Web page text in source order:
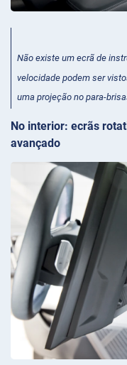
Não existe um ecrã de
velocidade podem ser
uma projeção no para-
No interior: ecrãs
avançado